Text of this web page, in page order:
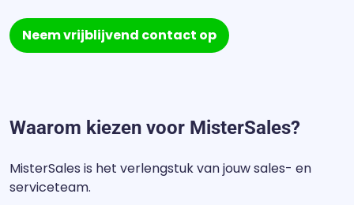
Neem vrijblijvend contact op
Waarom kiezen voor MisterSales?
MisterSales is het verlengstuk van jouw sales- en
serviceteam.